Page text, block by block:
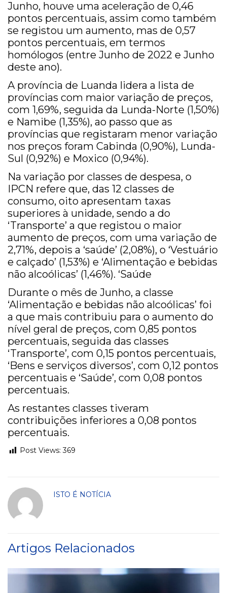
Junho, houve uma aceleração de 0,46
pontos percentuais, assim como também
se registou um aumento, mas de 0,57
pontos percentuais, em termos
homólogos (entre Junho de 2022 e Junho
deste ano).
A província de Luanda lidera a lista de
províncias com maior variação de preços,
com 1,69%, seguida da Lunda-Norte (1,50%)
e Namibe (1,35%), ao passo que as
províncias que registaram menor variação
nos preços foram Cabinda (0,90%), Lunda-
Sul (0,92%) e Moxico (0,94%).
Na variação por classes de despesa, o
IPCN refere que, das 12 classes de
consumo, oito apresentam taxas
superiores à unidade, sendo a do
‘Transporte’ a que registou o maior
aumento de preços, com uma variação de
2,71%, depois a ‘saúde’ (2,08%), o ‘Vestuário
e calçado’ (1,53%) e ‘Alimentação e bebidas
não alcoólicas’ (1,46%). ‘Saúde
Durante o mês de Junho, a classe
‘Alimentação e bebidas não alcoólicas’ foi
a que mais contribuiu para o aumento do
nível geral de preços, com 0,85 pontos
percentuais, seguida das classes
‘Transporte’, com 0,15 pontos percentuais,
‘Bens e serviços diversos’, com 0,12 pontos
percentuais e ‘Saúde’, com 0,08 pontos
percentuais.
As restantes classes tiveram
contribuições inferiores a 0,08 pontos
percentuais.
Post Views: 369
ISTO É NOTÍCIA
Artigos Relacionados